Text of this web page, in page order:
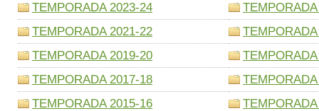
TEMPORADA 2023-24
TEMPORADA 2021-22
TEMPORADA 2019-20
TEMPORADA 2017-18
TEMPORADA 2015-16